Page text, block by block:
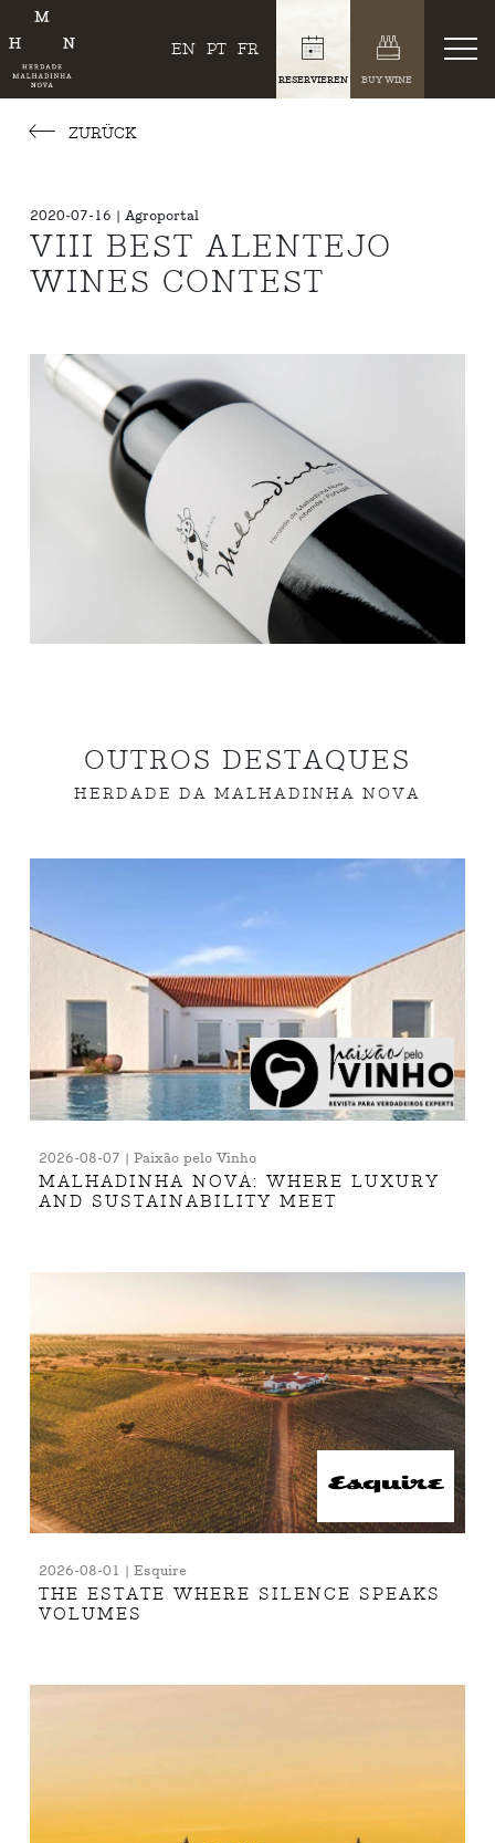
EN PT FR
RESERVIEREN BUY WINE
ZURÜCK
2020-07-16 | Agroportal
VIII BEST ALENTEJO
WINES CONTEST
OUTROS DESTAQUES
HERDADE DA MALHADINHA NOVA
2026-08-07 | Paixão pelo Vinho
MALHADINHA NOVA: WHERE LUXURY
AND SUSTAINABILITY MEET
2026-08-01 | Esquire
THE ESTATE WHERE SILENCE SPEAKS
VOLUMES